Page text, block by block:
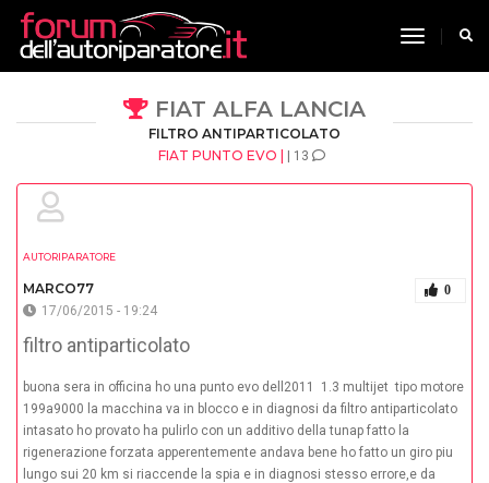
toggle
FIAT ALFA LANCIA
FILTRO ANTIPARTICOLATO
FIAT PUNTO EVO |
| 13
AUTORIPARATORE
MARCO77 0
17/06/2015 - 19:24
filtro antiparticolato
buona sera in officina ho una punto evo dell2011 1.3 multijet tipo motore
199a9000 la macchina va in blocco e in diagnosi da filtro antiparticolato
intasato ho provato ha pulirlo con un additivo della tunap fatto la
rigenerazione forzata apperentemente andava bene ho fatto un giro piu
lungo sui 20 km si riaccende la spia e in diagnosi stesso errore,e da